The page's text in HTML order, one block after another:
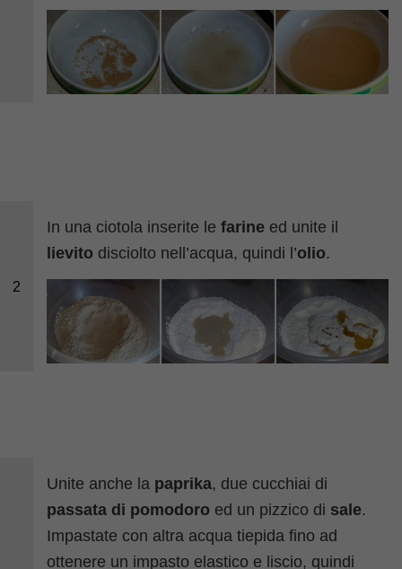
2
In una ciotola inserite lefarine ed unite il
lievito disciolto nell’acqua, quindi l’olio.
Unite anche la paprika, due cucchiai di
passata di pomodoro ed un pizzico di sale.
Impastate con altra acqua tiepida fino ad
ottenere un impasto elastico e liscio, quindi